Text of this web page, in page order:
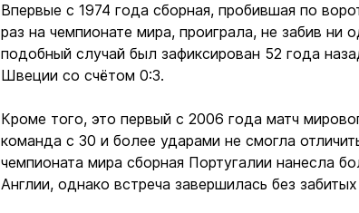
Впервые с 1974 года сборная, пробившая по
раз на чемпионате мира, проиграла, не забив ни
подобный случай был зафиксирован 52 года
Швеции со счётом 0:3.
Кроме того, это первый с 2006 года матч
команда с 30 и более ударами не смогла
чемпионата мира сборная Португалии нанесла
Англии, однако встреча завершилась без